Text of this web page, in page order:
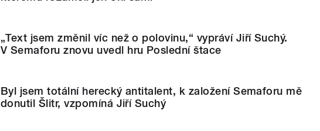
„Text jsem změnil víc než o polovinu,“ vypráví Jiří Suchý.
V Semaforu znovu uvedl hru Poslední štace
Byl jsem totální herecký antitalent, k založení Semaforu mě
donutil Šlitr, vzpomíná Jiří Suchý